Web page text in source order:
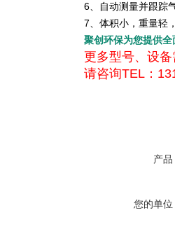
6、自动测量并跟踪
7、体积小，重量轻
聚创环保为您提供
更多型号、设
请咨询TEL：
产品
您的单位